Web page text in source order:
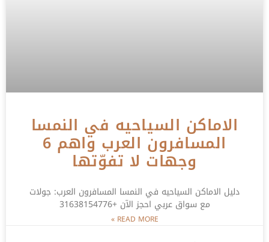
الاماكن السياحيه في النمسا
المسافرون العرب واهم 6
وجهات لا تفوّتها
دليل الاماكن السياحيه في النمسا المسافرون العرب: جولات
مع سواق عربي احجز الآن +31638154776
READ MORE »